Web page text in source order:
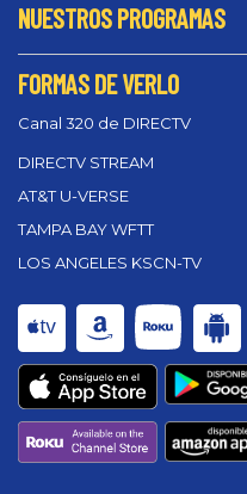
NUESTROS PROGRAMAS
FORMAS DE VERLO
Canal 320 de DIRECTV
DIRECTV STREAM
AT&T U-VERSE
TAMPA BAY WFTT
LOS ANGELES KSCN-TV